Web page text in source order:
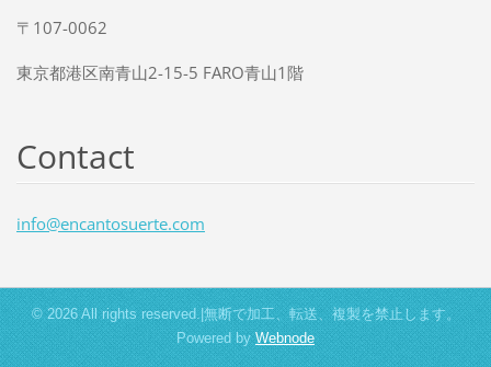
〒107-0062
東京都港区南青山2-15-5 FARO青山1階
Contact
info@encantosuerte.com
© 2026 All rights reserved.|無断で加工、転送、複製を禁止します。
Powered byWebnode